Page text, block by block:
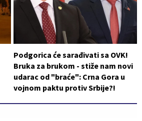
Podgorica će sarađivati sa OVK!
Bruka za brukom - stiže nam novi
udarac od "braće": Crna Gora u
vojnom paktu protiv Srbije?!